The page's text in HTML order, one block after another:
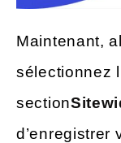
Maintenant,
sélectionnez
section
d’enregistrer